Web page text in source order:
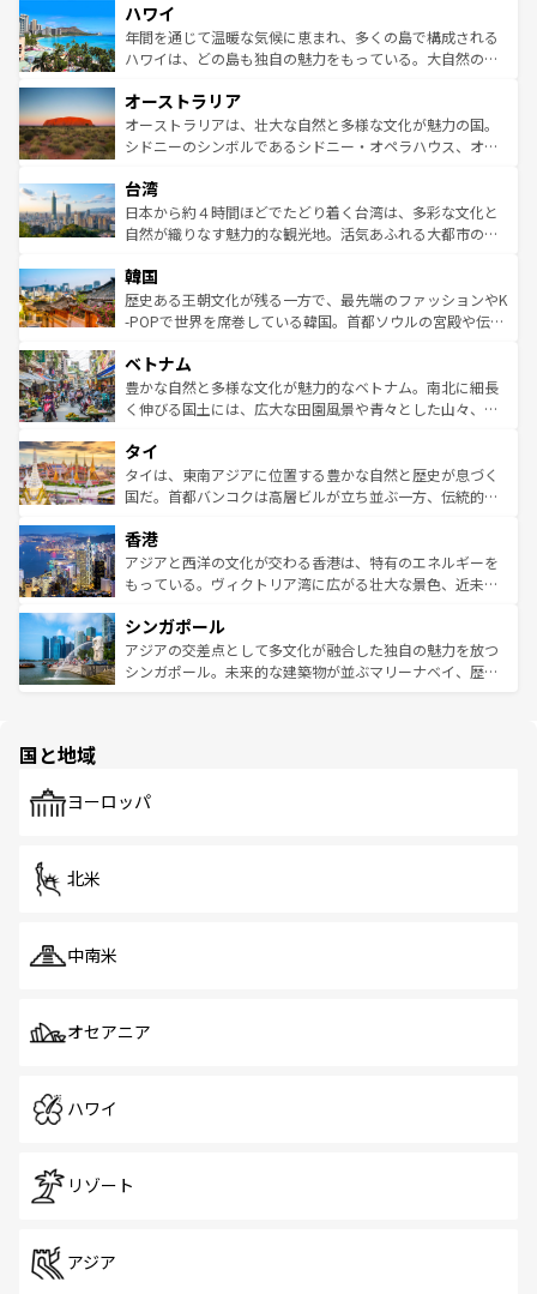
ば市内交通費無料で観光を楽しむこともできる。 なお、新
着のスイス情報はコンテンツ一覧 を参照してほしい。
のような巨大都市は、観光、ショッピング、エンターテイ
ンメントが詰まった刺激的なスポットだ。一方、アメリカ
西部には大自然が広がり、グランドキャニオンやイエロー
部のニューオーリンズでは、音楽と美食が融合した独特の
文化が魅力。旅行者はアメリカの各地域で異なる魅力を楽
しみながら、その多様性と豊かな歴史を感じることができ
ならではの贅沢な旅のスタイルだ。 なお、新着のアメリカ
情報はコンテンツ一覧を参照してほしい。
ハワイ
年間を通じて温暖な気候に恵まれ、多くの島で構成される
ハワイは、どの島も独自の魅力をもっている。大自然の神
ワイ島は見逃せない。また、定番の観光地といえばオアフ
島だが、静かな自然を求めるならマウイ島やカウアイ島が
おすすめ。エメラルドグリーンに輝く海をはじめ、豊かな
れるおもてなしの心で訪れる人々を迎えてくれるハワイの
人々、おいしいローカルフードやハワイアンミュージッ
ク、伝統的なフラダンスなど、すべてがハワイの魅力を彩
ワイを、存分に味わってほしい。 なお、新着のハワイ情報
はコンテンツ一覧を参照してほしい。
オーストラリア
オーストラリアは、壮大な自然と多様な文化が魅力の国。
シドニーのシンボルであるシドニー・オペラハウス、オー
リアリーフや大陸中央部にそびえるウルル（エアーズロッ
ク）、タスマニアの美しい原生林やケアンズの熱帯雨林な
ど、見どころがたくさん。また、カフェやワイン、オージ
いる。アクティビティも充実しており、サーフィンやダイ
ビング、ハイキングなど、アウトドア好きにはたまらな
い。オーストラリアの多彩な魅力を存分に味わいつくそ
参照してほしい。
台湾
日本から約４時間ほどでたどり着く台湾は、多彩な文化と
自然が織りなす魅力的な観光地。活気あふれる大都市の台
ン）、静ひつな山岳地帯である台湾東部など、都市の喧騒
と山間の静けさが共存しており、訪れる人に新しい発見と
驚きをもたらしてくれる。また、奥深い台湾の食文化も魅
容にもいいと評判のスイーツなど、バラエティ豊かな料理
が味わえる。 なお、新着の台湾情報は コンテンツ一覧を参
照してほしい。
韓国
歴史ある王朝文化が残る一方で、最先端のファッションやK
-POPで世界を席巻している韓国。首都ソウルの宮殿や伝統
き、地方に足を延ばせば四季折々の自然美を楽しむことが
できる。そして、キムチや焼肉、絶品のストリートフード
まで、さまざまな韓国料理が待っている。夜には、韓国な
リティに包まれながら、韓国の多彩な魅力を心ゆくまで味
わってみてほしい。 なお、新着の韓国情報はコンテンツ一
覧を参照してほしい。
ベトナム
豊かな自然と多様な文化が魅力的なベトナム。南北に細長
く伸びる国土には、広大な田園風景や青々とした山々、世
急速な発展と共に伝統が息づく。ハノイの古い町並みやホ
ーチミン市のフランス統治時代の建物も、独特の雰囲気を
醸し出している。また、バラエティの豊かさとおいしさで
とつ。フォーやバインミー、ベトナムコーヒーなどは、ぜ
ひ現地で味わいたい。どの地域を訪れてもあたたかい人々
が旅行者を迎えてくれるので、きっと忘れられない旅にな
参照してほしい。
タイ
タイは、東南アジアに位置する豊かな自然と歴史が息づく
国だ。首都バンコクは高層ビルが立ち並ぶ一方、伝統的な
の活気が交差している。北部ではチェンマイなどの山岳地
帯で自然と触れ合い、南部ではプーケットやクラビの美し
いビーチでリゾート気分を楽しむことができる。タイ料理
激する。気候は一年中温暖で、どの季節にも異なる楽しみ
が待っている。親しみやすいタイの人々、仏教を中心とし
た文化、そして多様な観光資源が、訪れる旅人を魅了し続
香港
アジアと西洋の文化が交わる香港は、特有のエネルギーを
もっている。ヴィクトリア湾に広がる壮大な景色、近未来
み、どこを訪れても感動するはず。観光スポットが密集し
ており、効率よく見どころを回れるのも魅力。息をのむよ
うな絶景から文化的な体験まで、香港を存分に楽しみ尽く
シンガポール
アジアの交差点として多文化が融合した独自の魅力を放つ
シンガポール。未来的な建築物が並ぶマリーナベイ、歴史
で、ホーカーズは地元の風情を楽しめる外せないスポット
国と地域
ヨーロッパ
北米
中南米
オセアニア
ハワイ
リゾート
アジア